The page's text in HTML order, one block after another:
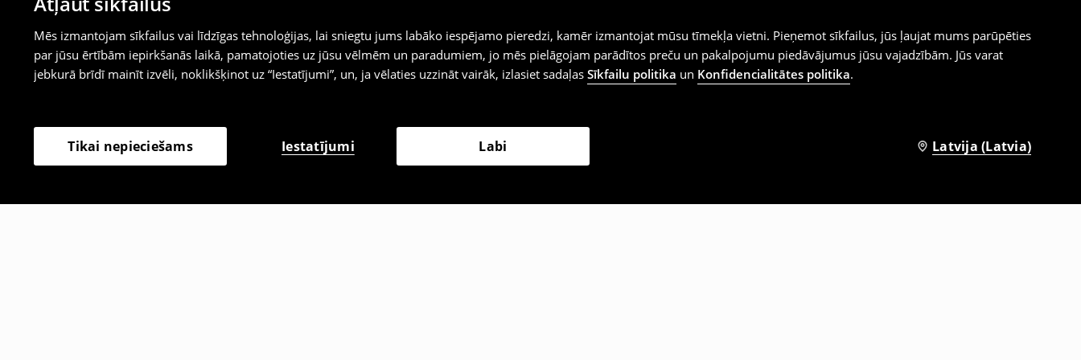
Mēs izmantojam sīkfailus vai līdzīgas tehnoloģijas, lai sniegtu jums labāko iespējamo pieredzi, kamēr izmantojat mūsu tīmekļa vietni. Pieņemot sīkfailus, jūs ļaujat mums parūpēties
par jūsu ērtībām iepirkšanās laikā, pamatojoties uz jūsu vēlmēm un paradumiem, jo mēs pielāgojam parādītos preču un pakalpojumu piedāvājumus jūsu vajadzībām. Jūs varat
jebkurā brīdī mainīt izvēli, noklikšķinot uz “Iestatījumi”, un, ja vēlaties uzzināt vairāk, izlasiet sadaļas Sīkfailu politika un Konfidencialitātes politika.
Tikai nepieciešams Iestatījumi Labi Latvija (Latvia)